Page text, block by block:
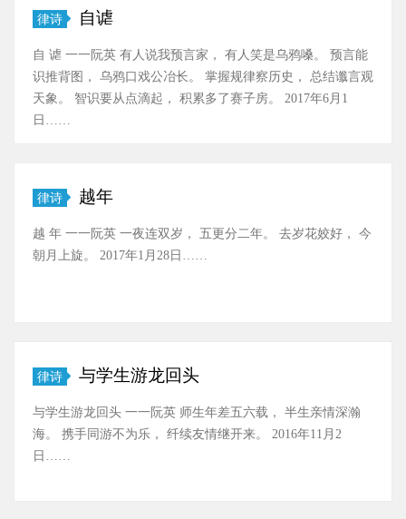
律诗 自谑
自 谑 一一阮英 有人说我预言家， 有人笑是乌鸦嗓。 预言能
识推背图， 乌鸦口戏公冶长。 掌握规律察历史， 总结谶言观
天象。 智识要从点滴起， 积累多了赛子房。 2017年6月1
日……
律诗 越年
越 年 一一阮英 一夜连双岁， 五更分二年。 去岁花姣好， 今
朝月上旋。 2017年1月28日……
律诗 与学生游龙回头
与学生游龙回头 一一阮英 师生年差五六载， 半生亲情深瀚
海。 携手同游不为乐， 纤续友情继开来。 2016年11月2
日……